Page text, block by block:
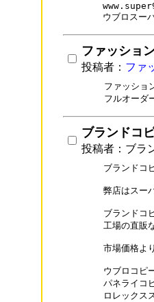
ウブロスー
ファッショ
投稿者： ファ
ファッショ
フルオーダ
ブランドコ
投稿者：ブラ
ブランドコ
弊店はスー
ブランドコ
工場の直販
市場価格よ
ウブロコ
パネライ
ロレック